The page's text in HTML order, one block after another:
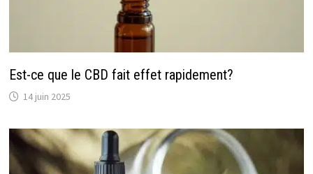
Est-ce que le CBD fait effet rapidement?
14 juin 2025